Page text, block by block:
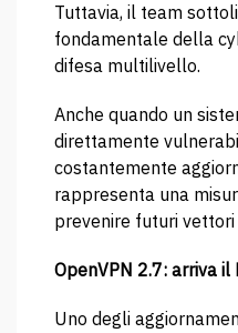
Tuttavia, il team
fondamentale della
difesa multilivello.
Anche quando un
direttamente
costantemente
rappresenta una
prevenire futuri vettori
OpenVPN 2.7: arriva
Uno degli